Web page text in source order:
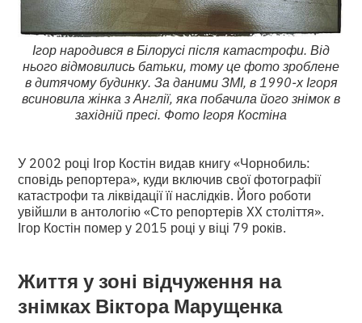
Ігор народився в Білорусі після катастрофи. Від
нього відмовились батьки, тому це фото зроблене
в дитячому будинку. За даними ЗМІ, в 1990-х Ігоря
всиновила жінка з Англії, яка побачила його знімок в
західній пресі. Фото Ігоря Костіна
У 2002 році Ігор Костін видав книгу «Чорнобиль:
сповідь репортера», куди включив свої фотографії
катастрофи та ліквідації її наслідків. Його роботи
увійшли в антологію «Сто репортерів XX століття».
Ігор Костін помер у 2015 році у віці 79 років.
Життя у зоні відчуження на
знімках Віктора Марущенка